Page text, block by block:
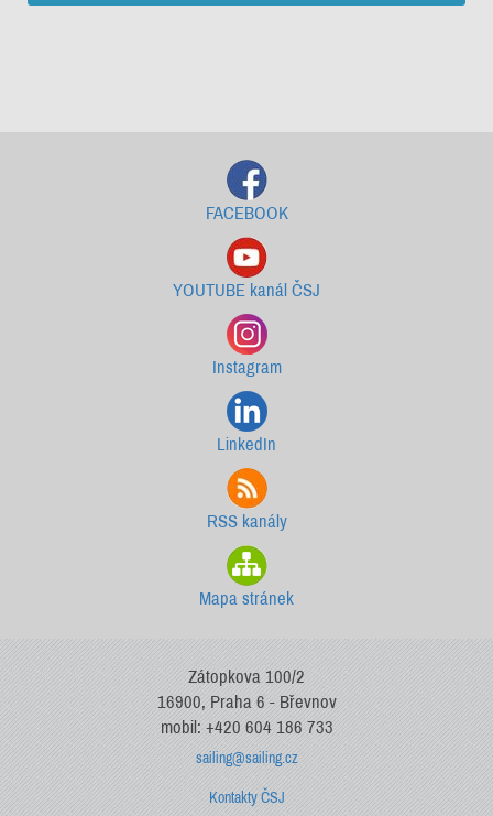
FACEBOOK
YOUTUBE kanál ČSJ
Instagram
LinkedIn
RSS kanály
Mapa stránek
Zátopkova 100/2
16900, Praha 6 - Břevnov
mobil: +420 604 186 733
sailing@sailing.cz
Kontakty ČSJ